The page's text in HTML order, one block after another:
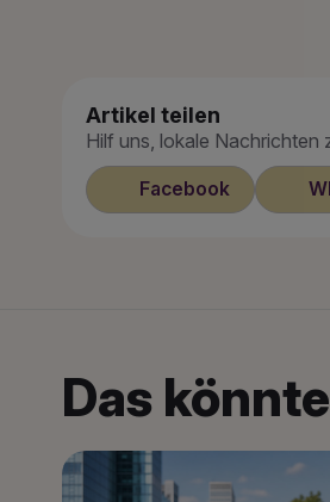
Artikel teilen
Hilf uns, lokale Nachrichten
Facebook
Das